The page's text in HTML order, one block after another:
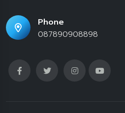
Phone
087890908898